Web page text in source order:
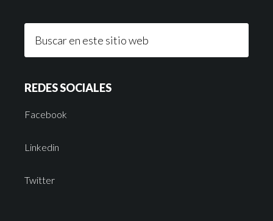
REDES SOCIALES
Facebook
Linkedin
Twitter